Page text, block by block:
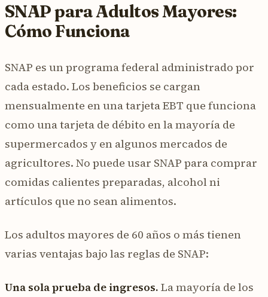
SNAP para Adultos Mayores:
Cómo Funciona
SNAP es un programa federal administrado por
cada estado. Los beneficios se cargan
mensualmente en una tarjeta EBT que funciona
como una tarjeta de débito en la mayoría de
supermercados y en algunos mercados de
agricultores. No puede usar SNAP para comprar
comidas calientes preparadas, alcohol ni
artículos que no sean alimentos.
Los adultos mayores de 60 años o más tienen
varias ventajas bajo las reglas de SNAP:
Una sola prueba de ingresos. La mayoría de los